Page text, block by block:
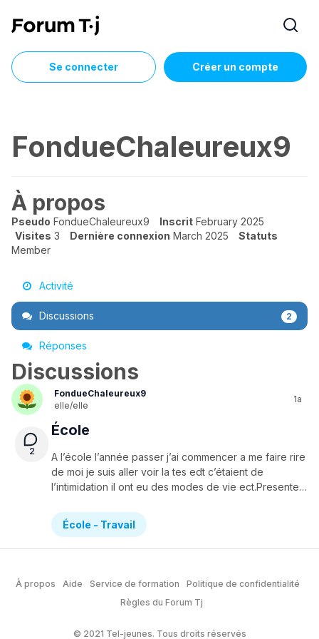
Se connecter Créer un compte
FondueChaleureux9
À propos
Pseudo FondueChaleureux9 Inscrit February 2025
Visites 3 Dernière connexion March 2025
Statuts
Member
Activité
Discussions 2
Réponses
Discussions
FondueChaleureux9
elle/elle
1a
École
A l’école l’année passer j’ai commencer a me faire rire
de moi je suis aller voir la tes edt c’étaient de
l’intimidation il ont eu des modes de vie ect.Presentement je suis en 5ieme je suis pas dans la classe a mes amies.Je travaille hyper fort.Et depuis quelque semaine je me fait rire par le même gars que l’année passer il a criait que je crushait sur un gars alors que je l’aime pas.Il me traite de skinny,de laide ,toute ses amies me syde eyes.Cest amies chuchote toujours de moi devant moi.Je veut pas aller en parler car sinon on va encore me traiter de stouleuse comme l’Anne passer. Je sais pas si ses de l’intimidation est je sais pas quoi faire.Meme que le gars m’a bloqué sur messenger alors que je lui ai rien fait!
2
École - Travail
À propos Aide Service de formation
Politique de confidentialité
Règles du Forum Tj
© 2021 Tel-jeunes. Tous droits réservés